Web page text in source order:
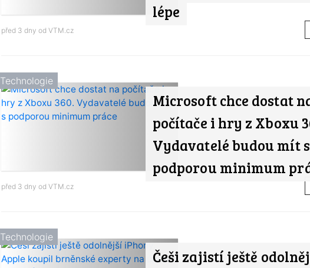
lépe
před 3 dny od VTM.cz
Microsoft chce dostat
počítače i hry z Xboxu
Vydavatelé budou mít s
podporou minimum
Technologie
před 3 dny od VTM.cz
Češi zajistí ještě
Technologie